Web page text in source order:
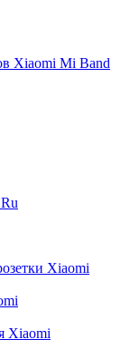
Xiaomi Mi Band
Xiaomi
Xiaomi